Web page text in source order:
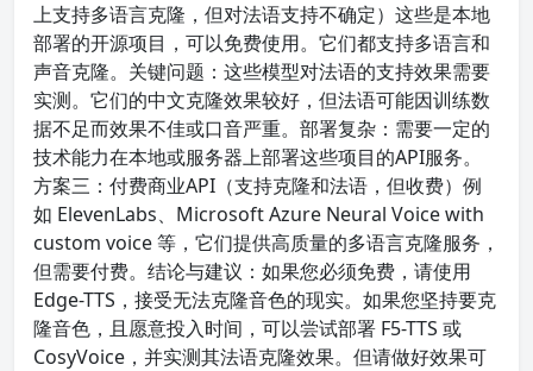
上支持多语言克隆，但对法语支持不确定）这些是本地
部署的开源项目，可以免费使用。它们都支持多语言和
声音克隆。关键问题：这些模型对法语的支持效果需要
实测。它们的中文克隆效果较好，但法语可能因训练数
据不足而效果不佳或口音严重。部署复杂：需要一定的
技术能力在本地或服务器上部署这些项目的API服务。
方案三：付费商业API（支持克隆和法语，但收费）例
如 ElevenLabs、Microsoft Azure Neural Voice with
custom voice 等，它们提供高质量的多语言克隆服务，
但需要付费。结论与建议：如果您必须免费，请使用
Edge-TTS，接受无法克隆音色的现实。如果您坚持要克
隆音色，且愿意投入时间，可以尝试部署 F5-TTS 或
CosyVoice，并实测其法语克隆效果。但请做好效果可